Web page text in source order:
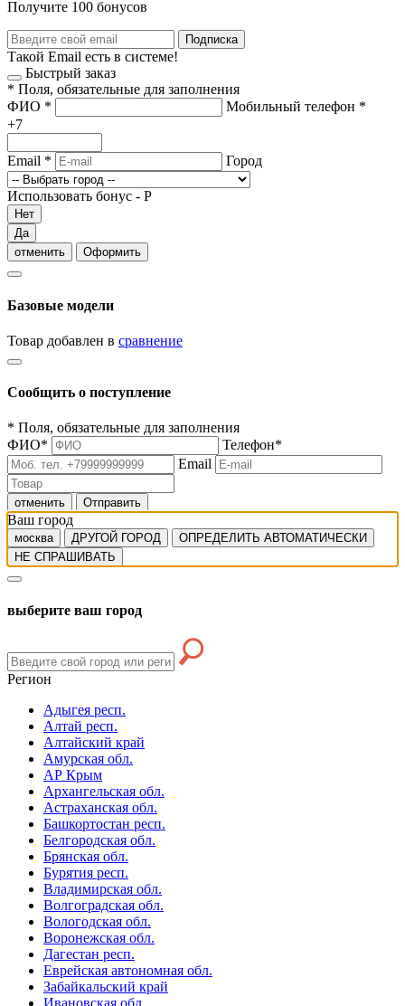
Получите 100 бонусов
Подписка
Такой Email есть в системе!
Быстрый заказ
* Поля, обязательные для заполнения
ФИО * Мобильный телефон *
+7
Email * Город
Использовать бонус - Р
Нет
Да
отменить
Оформить
Базовые модели
Товар добавлен в сравнение
Сообщить о поступление
* Поля, обязательные для заполнения
ФИО* Телефон*
Email
отменить Отправить
Ваш город
москва ДРУГОЙ ГОРОД
ОПРЕДЕЛИТЬ АВТОМАТИЧЕСКИ
НЕ СПРАШИВАТЬ
выберите ваш город
Регион
Адыгея респ.
Алтай респ.
Алтайский край
Амурская обл.
АР Крым
Архангельская обл.
Астраханская обл.
Башкортостан респ.
Белгородская обл.
Брянская обл.
Бурятия респ.
Владимирская обл.
Волгоградская обл.
Вологодская обл.
Воронежская обл.
Дагестан респ.
Еврейская автономная обл.
Забайкальский край
Ивановская обл.